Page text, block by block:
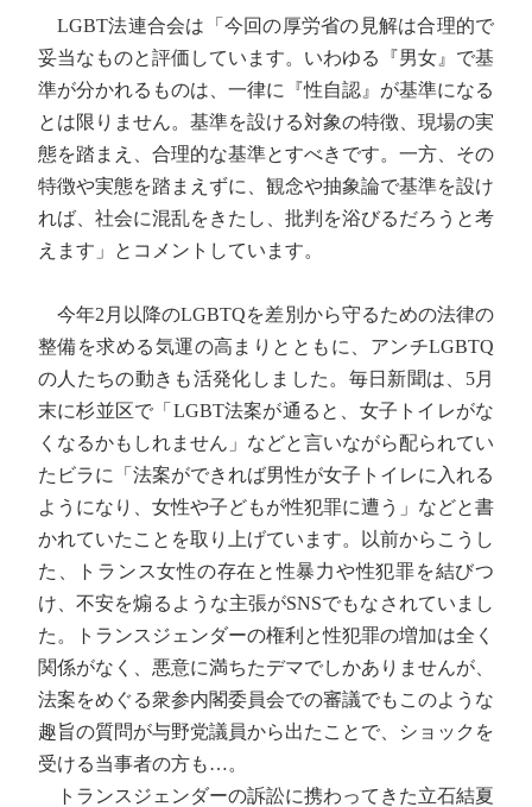
LGBT法連合会は「今回の厚労省の見解は合理的で
妥当なものと評価しています。いわゆる『男女』で基
準が分かれるものは、一律に『性自認』が基準になる
とは限りません。基準を設ける対象の特徴、現場の実
態を踏まえ、合理的な基準とすべきです。一方、その
特徴や実態を踏まえずに、観念や抽象論で基準を設け
れば、社会に混乱をきたし、批判を浴びるだろうと考
えます」とコメントしています。
今年2月以降のLGBTQを差別から守るための法律の
整備を求める気運の高まりとともに、アンチLGBTQ
の人たちの動きも活発化しました。毎日新聞は、5月
末に杉並区で「LGBT法案が通ると、女子トイレがな
くなるかもしれません」などと言いながら配られてい
たビラに「法案ができれば男性が女子トイレに入れる
ようになり、女性や子どもが性犯罪に遭う」などと書
かれていたことを取り上げています。以前からこうし
た、トランス女性の存在と性暴力や性犯罪を結びつ
け、不安を煽るような主張がSNSでもなされていまし
た。トランスジェンダーの権利と性犯罪の増加は全く
関係がなく、悪意に満ちたデマでしかありませんが、
法案をめぐる衆参内閣委員会での審議でもこのような
趣旨の質問が与野党議員から出たことで、ショックを
受ける当事者の方も…。
トランスジェンダーの訴訟に携わってきた立石結夏